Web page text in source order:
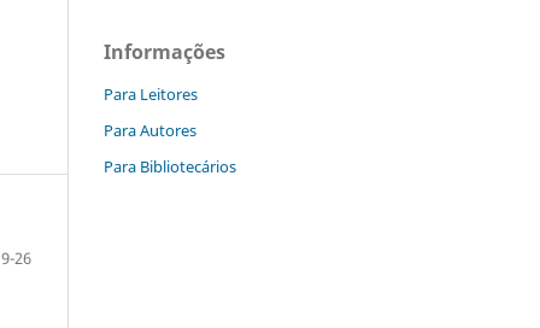
9-26
Informações
Para Leitores
Para Autores
Para Bibliotecários